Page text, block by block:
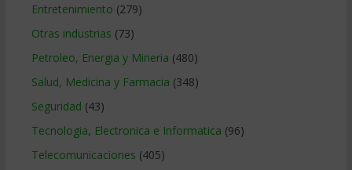
Entretenimiento (279)
Otras industrias (73)
Petroleo, Energia y Mineria (480)
Salud, Medicina y Farmacia (348)
Seguridad (43)
Tecnologia, Electronica e Informatica (96)
Telecomunicaciones (405)